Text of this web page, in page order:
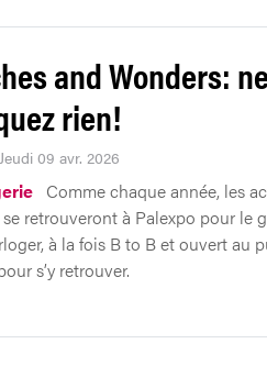
and Wonders:
rien!
09 avr. 2026
Comme chaque année, les
retrouveront à Palexpo pour le
à la fois B to B et ouvert au
s’y retrouver.